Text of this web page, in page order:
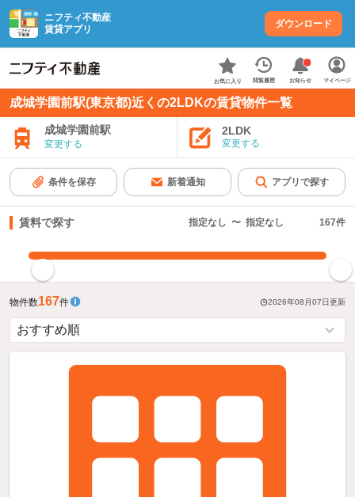
ニフティ不動産
賃貸アプリ
ダウンロード
お気に入り 閲覧履歴 お知らせ マイページ
成城学園前駅(東京都)近くの2LDKの賃貸物件一覧
成城学園前駅
変更する
2LDK
変更する
条件を保存 新着通知 アプリで探す
賃料で探す 指定なし 〜 指定なし 167件
物件数167件 2026年08月07日更新